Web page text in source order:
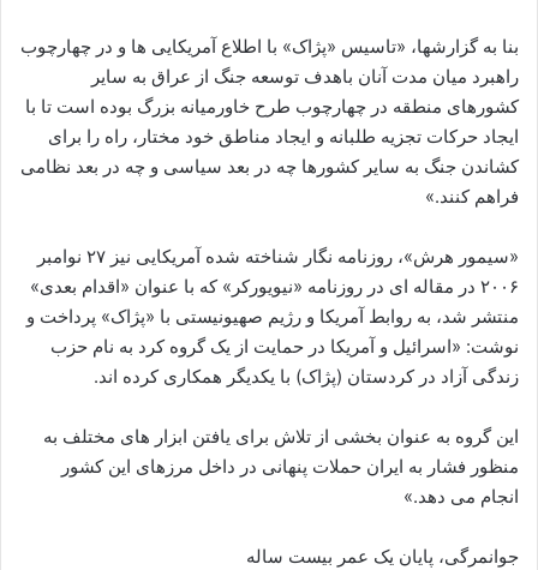
بنا به گزارشها، «تاسیس «پژاک» با اطلاع آمریکایی ها و در چهارچوب
راهبرد میان مدت آنان باهدف توسعه جنگ از عراق به سایر
کشورهای منطقه در چهارچوب طرح خاورمیانه بزرگ بوده است تا با
ایجاد حرکات تجزیه طلبانه و ایجاد مناطق خود مختار، راه را برای
کشاندن جنگ به سایر کشورها چه در بعد سیاسی و چه در بعد نظامی
فراهم کنند.»
«سیمور هرش»، روزنامه نگار شناخته شده آمریکایی نیز ۲۷ نوامبر
۲۰۰۶ در مقاله ای در روزنامه «نیویورکر» که با عنوان «اقدام بعدی»
منتشر شد، به روابط آمریکا و رژیم صهیونیستی با «پژاک» پرداخت و
نوشت: «اسرائیل و آمریکا در حمایت از یک گروه کرد به نام حزب
زندگی آزاد در کردستان (پژاک) با یکدیگر همکاری کرده اند.
این گروه به عنوان بخشی از تلاش برای یافتن ابزار های مختلف به
منظور فشار به ایران حملات پنهانی در داخل مرزهای این کشور
انجام می دهد.»
جوانمرگی، پایان یک عمر بیست ساله